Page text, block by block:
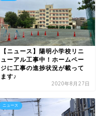
【ニュース】陽明小学校リニ
ューアル工事中！ホームペー
ジに工事の進捗状況が載って
ます♪
2020年8月27日
ニュース